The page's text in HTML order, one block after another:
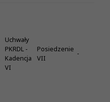
Uchwały
PKRDL -
Kadencja
VI
Posiedzenie
VII
-